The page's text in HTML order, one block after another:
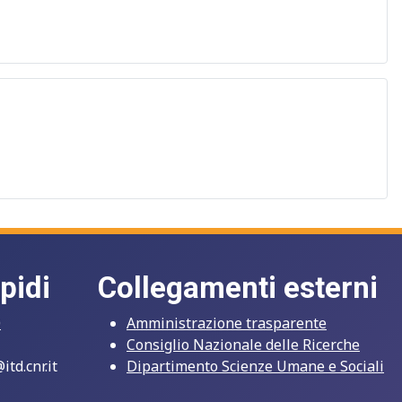
Collegamenti esterni
Amministrazione trasparente
Consiglio Nazionale delle Ricerche
Dipartimento Scienze Umane e Sociali